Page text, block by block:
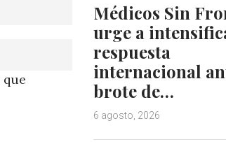
Médicos Sin
urge a
respuesta
internacional
brote de…
6 agosto, 2026